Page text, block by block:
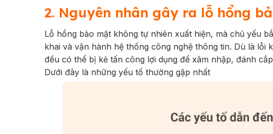
2. Nguyên nhân gây ra lỗ hổng
Lỗ hổng bảo mật không tự nhiên xuất hiện, mà chủ yếu
khai và vận hành hệ thống công nghệ thông tin. Dù là
đều có thể bị kẻ tấn công lợi dụng để xâm nhập, đánh
Dưới đây là những yếu tố thường gặp nhất